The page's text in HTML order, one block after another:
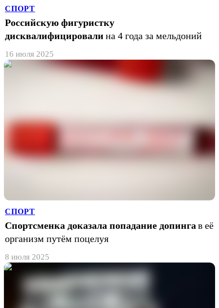
СПОРТ
Российскую фигуристку
дисквалифицировали на 4 года за мельдоний
16 июля 2025
СПОРТ
Спортсменка доказала попадание допинга в её
организм путём поцелуя
8 июля 2025